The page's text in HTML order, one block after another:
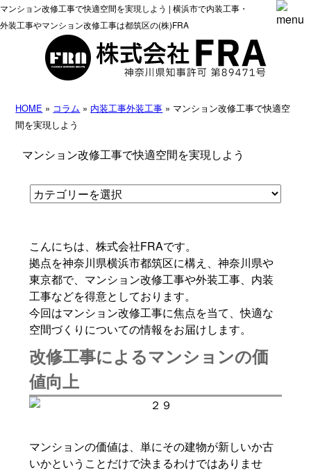
マンション改修工事で快適空間を実現しよう | 横浜市で内装工事・
外装工事やマンション改修工事は都筑区の(株)FRA
HOME » コラム » 内装工事外装工事 » マンション改修工事で快適空
間を実現しよう
マンション改修工事で快適空間を実現しよう
こんにちは、株式会社FRAです。
拠点を神奈川県横浜市都筑区に構え、神奈川県や
東京都で、マンション改修工事や外装工事、内装
工事などを得意としております。
今回はマンション改修工事に焦点を当て、快適な
空間づくりについての情報をお届けします。
改修工事によるマンションの価
値向上
マンションの価値は、単にその建物が新しいか古
いかということだけで決まるわけではありませ